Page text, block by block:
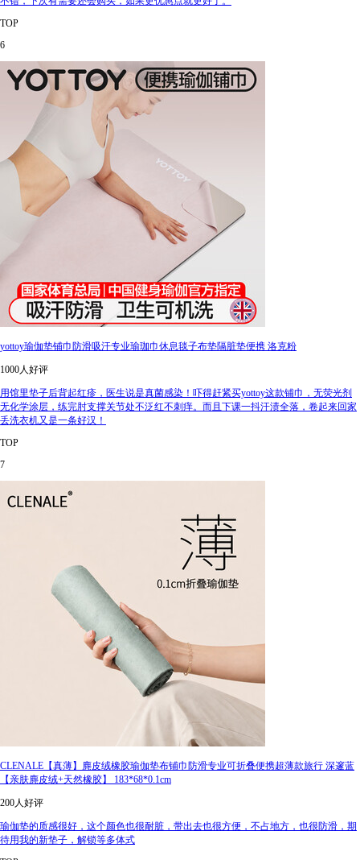
TOP
6
yottoy瑜伽垫铺巾防滑吸汗专业瑜珈巾休息毯子布垫隔脏垫便携 洛克粉
1000人好评
用馆里垫子后背起红疹，医生说是真菌感染！吓得赶紧买yottoy这款铺巾，无荧光剂
无化学涂层，练完肘支撑关节处不泛红不刺痒。而且下课一抖汗渍全落，卷起来回家
丢洗衣机又是一条好汉！
TOP
7
CLENALE【真薄】麂皮绒橡胶瑜伽垫布铺巾防滑专业可折叠便携超薄款旅行 深邃蓝
【亲肤麂皮绒+天然橡胶】 183*68*0.1cm
200人好评
瑜伽垫的质感很好，这个颜色也很耐脏，带出去也很方便，不占地方，也很防滑，期
待用我的新垫子，解锁等多体式